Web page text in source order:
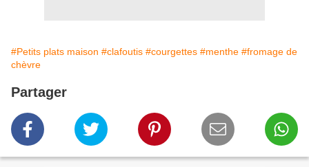
#Petits plats maison #clafoutis #courgettes #menthe #fromage de
chèvre
Partager